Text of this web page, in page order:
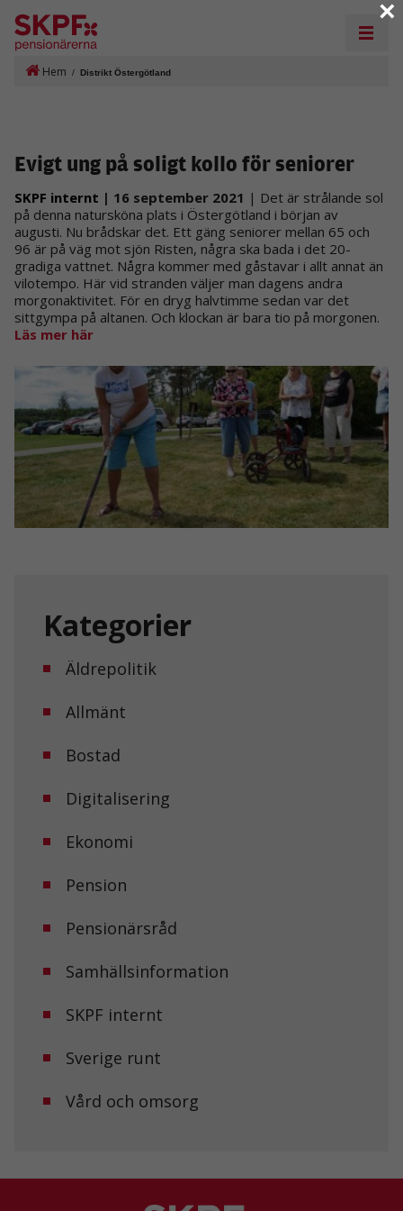
Hem / Distrikt Östergötland
Kategorier
Äldrepolitik
Allmänt
Bostad
Digitalisering
Ekonomi
Pension
Pensionärsråd
Samhällsinformation
SKPF internt
Sverige runt
Vård och omsorg
Evigt ung på soligt kollo för seniorer
SKPF internt | 16 september 2021 | Det är strålande sol
på denna natursköna plats i Östergötland i början av
augusti. Nu brådskar det. Ett gäng seniorer mellan 65 och
96 är på väg mot sjön Risten, några ska bada i det 20-
gradiga vattnet. Några kommer med gåstavar i allt annat än
vilotempo. Här vid stranden väljer man dagens andra
morgonaktivitet. För en dryg halvtimme sedan var det
sittgympa på altanen. Och klockan är bara tio på morgonen.
Läs mer här
×